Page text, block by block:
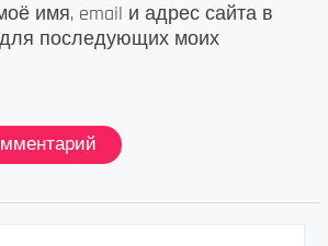
имя, email и адрес сайта в
последующих моих